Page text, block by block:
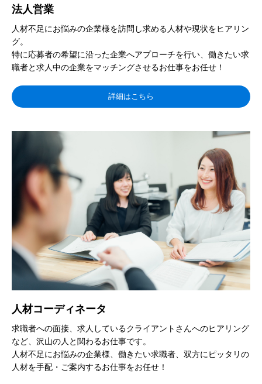
法人営業
人材不足にお悩みの企業様を訪問し求める人材や現状をヒアリン
グ。
特に応募者の希望に沿った企業へアプローチを行い、働きたい求
職者と求人中の企業をマッチングさせるお仕事をお任せ！
詳細はこちら
人材コーディネータ
求職者への面接、求人しているクライアントさんへのヒアリング
など、沢山の人と関わるお仕事です。
人材不足にお悩みの企業様、働きたい求職者、双方にピッタリの
人材を手配・ご案内するお仕事をお任せ！